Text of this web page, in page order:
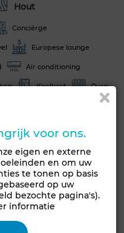
Hout
Conciërge
Europese lounge
Air conditioning
Koelkast Oven
voor ons.
eigen en externe
en om uw
te tonen op basis
op uw
bezochte pagina's).
informatie